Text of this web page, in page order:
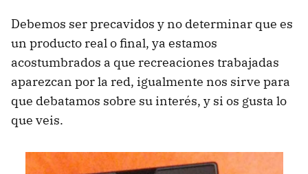
Debemos ser precavidos y no determinar que es
un producto real o final, ya estamos
acostumbrados a que recreaciones trabajadas
aparezcan por la red, igualmente nos sirve para
que debatamos sobre su interés, y si os gusta lo
que veis.